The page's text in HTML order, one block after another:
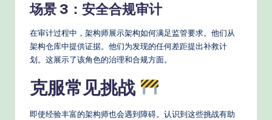
场景 3：安全合规审计
在审计过程中，架构师展示架构如何满足监管要求。他们从
架构仓库中提供证据。他们为发现的任何差距提出补救计
划。这展示了该角色的治理和合规方面。
克服常见挑战
即使经验丰富的架构师也会遇到障碍。认识到这些挑战有助